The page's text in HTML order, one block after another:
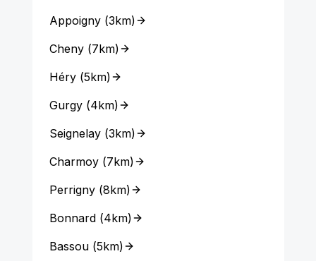
Appoigny(3km)
Cheny(7km)
Héry(5km)
Gurgy(4km)
Seignelay(3km)
Charmoy(7km)
Perrigny(8km)
Bonnard(4km)
Bassou(5km)